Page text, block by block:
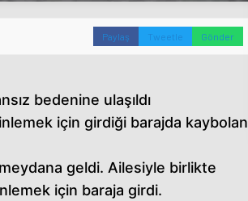
Paylaş Tweetle Gönder
bedenine ulaşıldı
için girdiği barajda kaybolan
meydana geldi. Ailesiyle birlikte
için baraja girdi.